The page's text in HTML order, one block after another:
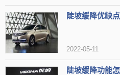
陡坡缓降优缺点
2022-05-11
陡坡缓降功能